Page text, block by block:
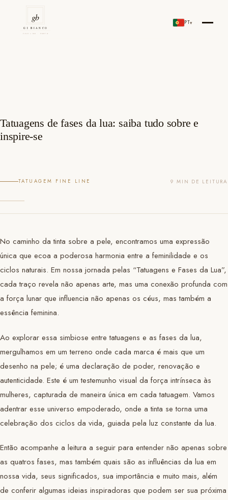
content
Gi Bianco Tattoo Porto
PT▾
Tatuagens de fases da lua: saiba tudo sobre e
inspire-se
TATUAGEM FINE LINE 9 MIN DE LEITURA
No caminho da tinta sobre a pele, encontramos uma expressão
única que ecoa a poderosa harmonia entre a feminilidade e os
ciclos naturais. Em nossa jornada pelas “Tatuagens e Fases da Lua”,
cada traço revela não apenas arte, mas uma conexão profunda com
a força lunar que influencia não apenas os céus, mas também a
essência feminina.
Ao explorar essa simbiose entre tatuagens e as fases da lua,
mergulhamos em um terreno onde cada marca é mais que um
desenho na pele; é uma declaração de poder, renovação e
autenticidade. Este é um testemunho visual da força intrínseca às
mulheres, capturada de maneira única em cada tatuagem. Vamos
adentrar esse universo empoderado, onde a tinta se torna uma
celebração dos ciclos da vida, guiada pela luz constante da lua.
Então acompanhe a leitura a seguir para entender não apenas sobre
as quatros fases, mas também quais são as influências da lua em
nossa vida, seus significados, sua importância e muito mais, além
de conferir algumas ideias inspiradoras que podem ser sua próxima